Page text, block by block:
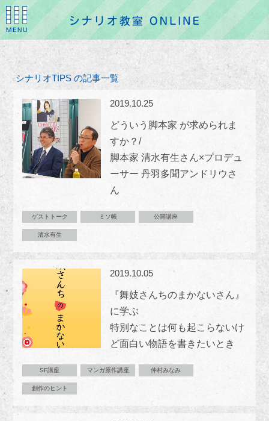
シナリオTIPS の記事一覧
2019.10.25
どういう脚本家 が求められま
すか？/
脚本家 清水有生さん×プロデュ
ーサー 丹羽多聞アンドリウさ
ん
ゲストトーク ミソ帳 公開講座
清水有生
2019.10.05
『舞妓さんちのまかないさん』
に学ぶ
特別なことは何も起こらないけ
ど面白い物語を書きたいとき
SF講座 マンガ原作講座 仲村みなみ
創作のヒント